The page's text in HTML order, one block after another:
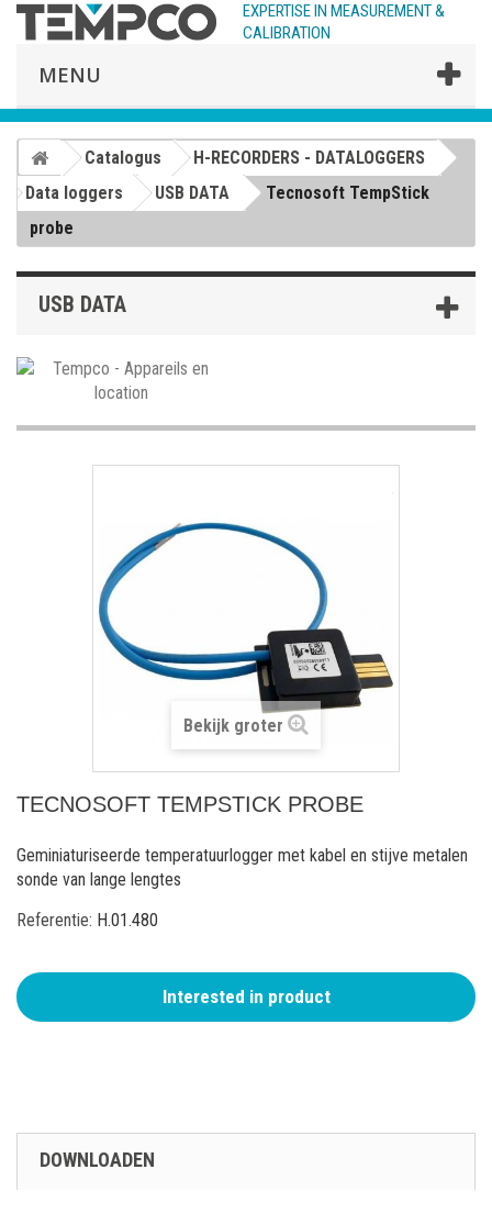
EXPERTISE IN MEASUREMENT &
CALIBRATION
MENU
Catalogus
H-RECORDERS - DATALOGGERS
Data loggers
USB DATA
Tecnosoft TempStick
probe
USB DATA
Bekijk groter
TECNOSOFT TEMPSTICK PROBE
Geminiaturiseerde temperatuurlogger met kabel en stijve metalen
sonde van lange lengtes
Referentie: H.01.480
Interested in product
DOWNLOADEN